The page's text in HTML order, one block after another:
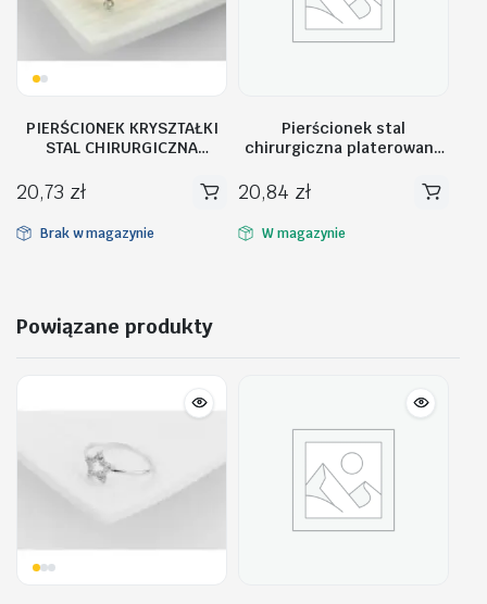
PIERŚCIONEK KRYSZTAŁKI
STAL CHIRURGICZNA
pierścionków: US9 EU20
20,73 zł
Brak w magazynie
Pierścionek stal
chirurgiczna platerowana
pierścionków: US7 EU14
20,84 zł
W magazynie
Powiązane produkty